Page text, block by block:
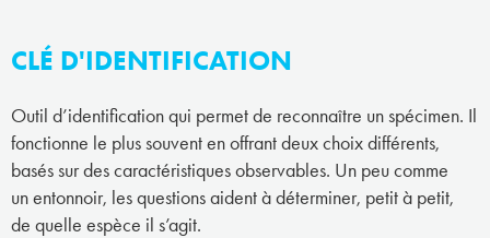
CLÉ D'IDENTIFICATION
Outil d’identification qui permet de reconnaître un spécimen. Il
fonctionne le plus souvent en offrant deux choix différents,
basés sur des caractéristiques observables. Un peu comme
un entonnoir, les questions aident à déterminer, petit à petit,
de quelle espèce il s’agit.